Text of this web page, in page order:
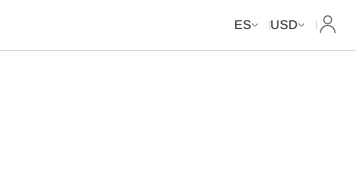
ES USD Mi